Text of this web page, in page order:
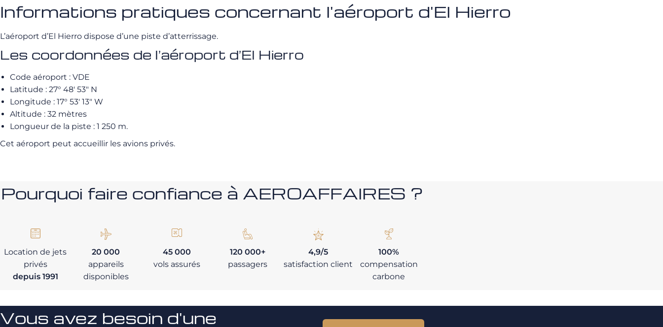
Informations pratiques concernant l'aéroport d'El Hierro
L’aéroport d’El Hierro dispose d’une piste d’atterrissage.
Les coordonnées de l’aéroport d’El Hierro
Code aéroport : VDE
Latitude : 27° 48′ 53″ N
Longitude : 17° 53′ 13″ W
Altitude : 32 mètres
Longueur de la piste : 1 250 m.
Cet aéroport peut accueillir les avions privés.
Pourquoi faire confiance à AEROAFFAIRES ?
Location de jets
privés
depuis 1991
20 000
appareils
disponibles
45 000
vols assurés
120 000+
passagers
4,9/5
satisfaction client
100%
compensation
carbone
Vous avez besoin d'une